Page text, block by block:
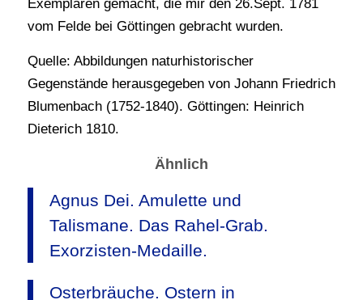
Exemplaren gemacht, die mir den 26.Sept. 1781
vom Felde bei Göttingen gebracht wurden.
Quelle: Abbildungen naturhistorischer
Gegenstände herausgegeben von Johann Friedrich
Blumenbach (1752-1840). Göttingen: Heinrich
Dieterich 1810.
Ähnlich
Agnus Dei. Amulette und
Talismane. Das Rahel-Grab.
Exorzisten-Medaille.
Osterbräuche. Ostern in